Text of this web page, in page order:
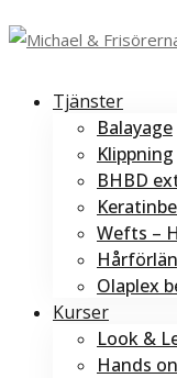
Tjänster
Balayage
Klippning
BHBD
Wefts –
Olaplex
Kurser
Look &
Hands